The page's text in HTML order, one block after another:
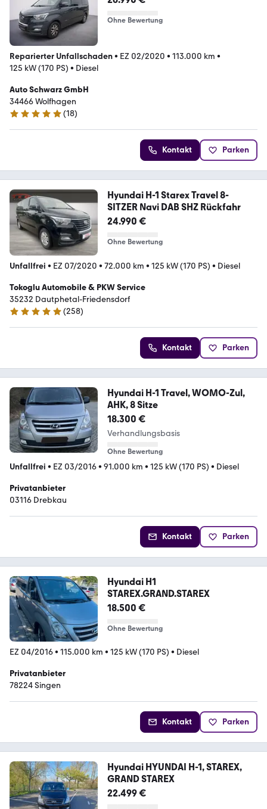
Ohne Bewertung
Reparierter Unfallschaden• EZ 02/2020 • 113.000 km •
125 kW (170 PS) • Diesel
Auto Schwarz GmbH
34466 Wolfhagen
4.9 Sterne
(18)
Kontakt Parken
Hyundai H-1 Starex Travel 8-
SITZER Navi DAB SHZ Rückfahr
24.990 €
Ohne Bewertung
Unfallfrei • EZ 07/2020 • 72.000 km • 125 kW (170 PS) • Diesel
Tokoglu Automobile & PKW Service
35232 Dautphetal-Friedensdorf
4.9 Sterne
(258)
Kontakt Parken
Hyundai H-1 Travel, WOMO-Zul,
AHK, 8 Sitze
18.300 €
Verhandlungsbasis
Ohne Bewertung
Unfallfrei • EZ 03/2016• 91.000 km • 125 kW (170 PS) • Diesel
Privatanbieter
03116 Drebkau
Kontakt Parken
Hyundai H1
STAREX.GRAND.STAREX
18.500 €
Ohne Bewertung
EZ 04/2016• 115.000 km • 125 kW (170 PS) • Diesel
Privatanbieter
78224 Singen
Kontakt Parken
Hyundai HYUNDAI H-1, STAREX,
GRAND STAREX
22.499 €